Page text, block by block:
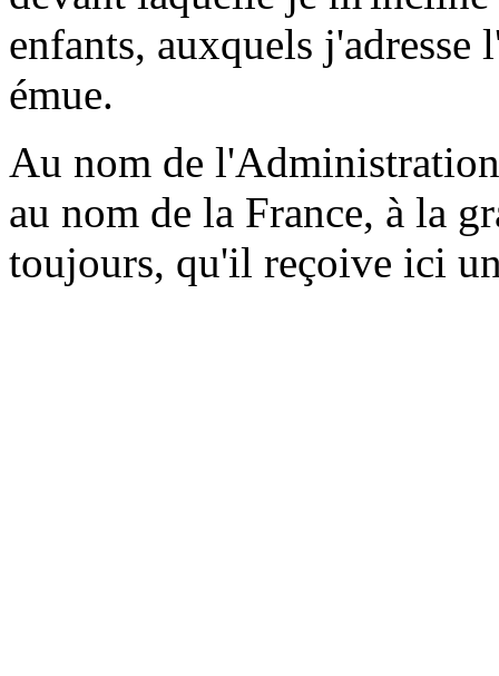
enfants, auxquels j'adresse
émue.
Au nom de
au nom de la France, à la
toujours, qu'il reçoive ici